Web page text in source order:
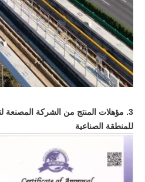
3. مؤهلات المنتج من الشركة المصنعة
للمنطقة الصناعية